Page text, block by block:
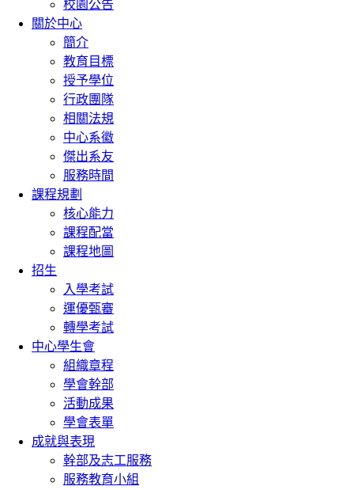
校園公告
關於中心
簡介
教育目標
授予學位
行政團隊
相關法規
中心系徽
傑出系友
服務時間
課程規劃
核心能力
課程配當
課程地圖
招生
入學考試
運優甄審
轉學考試
中心學生會
組織章程
學會幹部
活動成果
學會表單
成就與表現
幹部及志工服務
服務教育小組